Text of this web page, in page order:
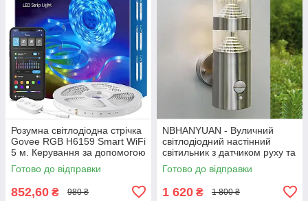
Розумна світлодіодна стрічка
Govee RGB H6159 Smart WiFi
5 м. Керування за допомогою
застосунку. Уцінка
Готово до відправки
852,60 ₴ 980 ₴
NBHANYUAN - Вуличний
світлодіодний настінний
світильник з датчиком руху та
сутінків, 4 режими роботи,
IP44 водонепроникний
Готово до відправки
1 620 ₴ 1 800 ₴